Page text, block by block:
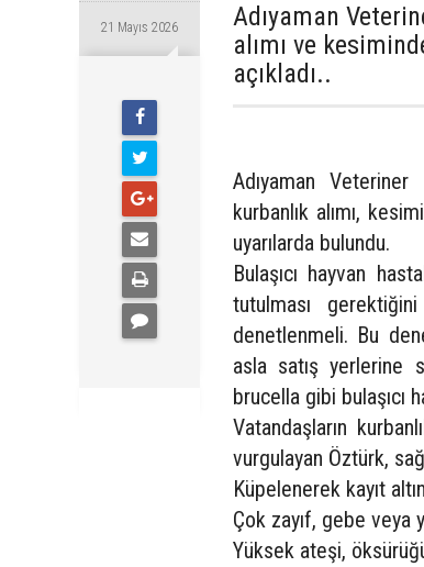
21 Mayıs 2026
Adıyaman
alımı ve
açıkladı..
Adıyaman
kurbanlık alımı,
uyarılarda bulundu.
Bulaşıcı hayvan
tutulması
denetlenmeli. Bu
asla satış yerlerine
brucella gibi bulaşıcı
Vatandaşların
vurgulayan Öztürk,
Küpelenerek kayıt
Çok zayıf, gebe veya
Yüksek ateşi,